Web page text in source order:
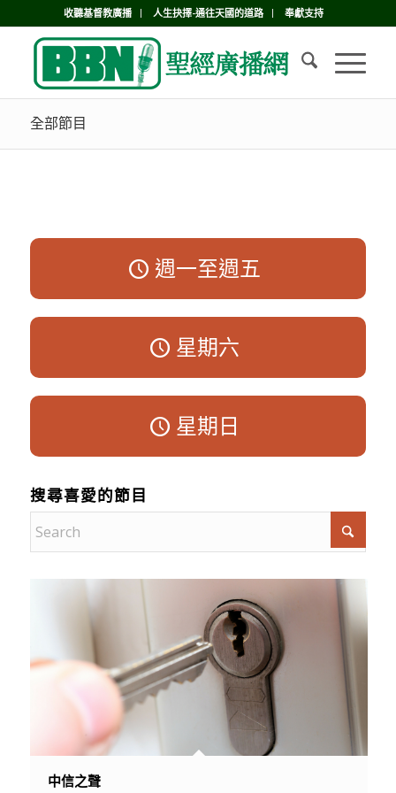
收聽基督教廣播 人生抉擇-通往天國的道路 奉獻支持
全部節目
週一至週五
星期六
星期日
搜尋喜愛的節目
中信之聲